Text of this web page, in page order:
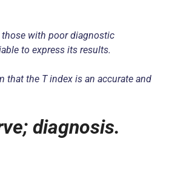
with poor diagnostic
to express its results.
that the T index is an accurate and
diagnosis.